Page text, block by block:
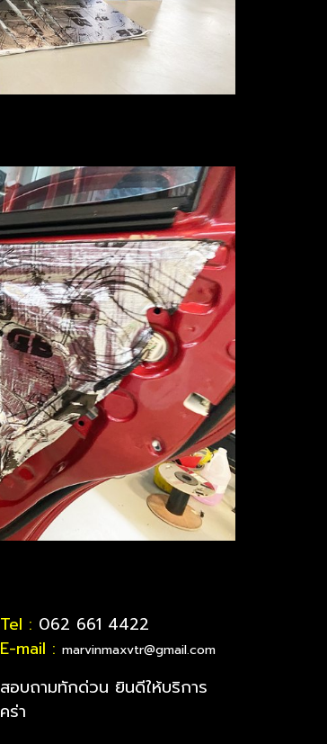
Tel : 062 661 4422
E-mail : marvinmaxvtr@gmail.com
สอบถามทักด่วน ยินดีให้บริการ
คร่า